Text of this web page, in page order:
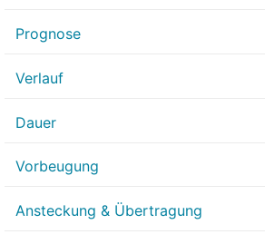
Prognose
Verlauf
Dauer
Vorbeugung
Ansteckung & Übertragung